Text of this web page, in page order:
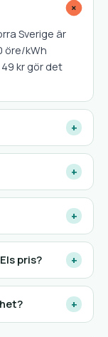
+
Sverige är
öre/kWh
kr gör det
+
+
+
pris? +
+